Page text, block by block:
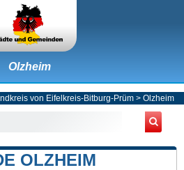
Olzheim
von Eifelkreis-Bitburg-Prüm> Olzheim
OLZHEIM